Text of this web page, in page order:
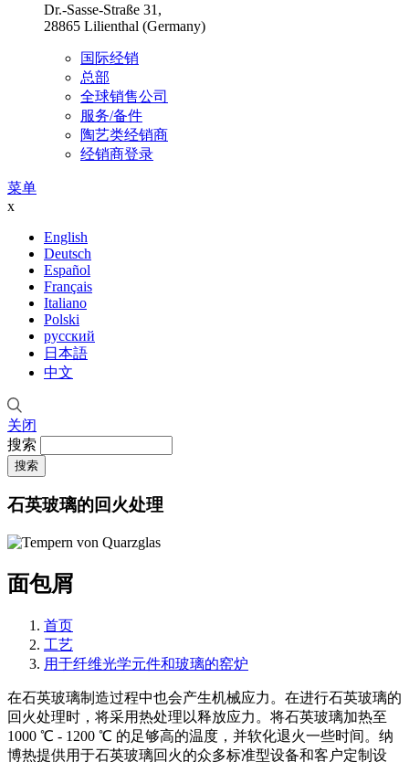
Dr.-Sasse-Straße 31,
28865 Lilienthal (Germany)
国际经销
总部
全球销售公司
服务/备件
陶艺类经销商
经销商登录
菜单
x
English
Deutsch
Español
Français
Italiano
Polski
русский
日本語
中文
关闭
搜索
石英玻璃的回火处理
面包屑
首页
工艺
用于纤维光学元件和玻璃的窑炉
在石英玻璃制造过程中也会产生机械应力。在进行石英玻璃的
回火处理时，将采用热处理以释放应力。将石英玻璃加热至
1000 ℃ - 1200 ℃ 的足够高的温度，并软化退火一些时间。纳
博热提供用于石英玻璃回火的众多标准型设备和客户定制设